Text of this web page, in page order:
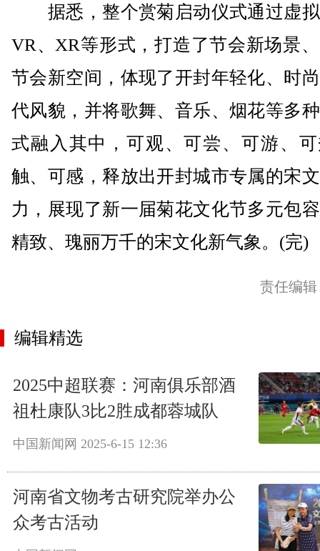
据悉，整个赏菊启动仪式通过虚
VR、XR等形式，打造了节会新场景
节会新空间，体现了开封年轻化、时
代风貌，并将歌舞、音乐、烟花等多
式融入其中，可观、可尝、可游、
触、可感，释放出开封城市专属的宋
力，展现了新一届菊花文化节多元包
精致、瑰丽万千的宋文化新气象。(完)
责任编
编辑精选
2025中超联赛：河南俱乐部酒
祖杜康队3比2胜成都蓉城队
中国新闻网 2025-6-15 12:36
河南省文物考古研究院举办公
众考古活动